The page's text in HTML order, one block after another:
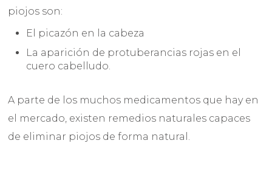
piojos son:
El picazón en la cabeza
La aparición de protuberancias rojas en el
cuero cabelludo.
A parte de los muchos medicamentos que hay en
el mercado, existen remedios naturales capaces
de eliminar piojos de forma natural.